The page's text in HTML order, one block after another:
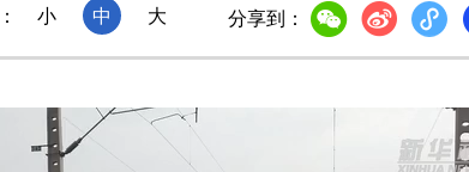
小 中 大 分享到：